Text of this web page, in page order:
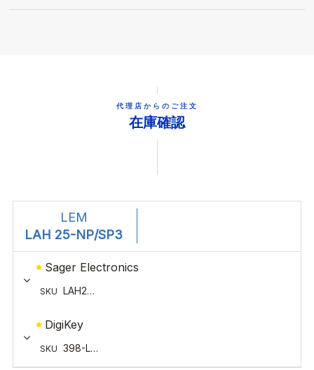
代理店からのご注文
在庫確認